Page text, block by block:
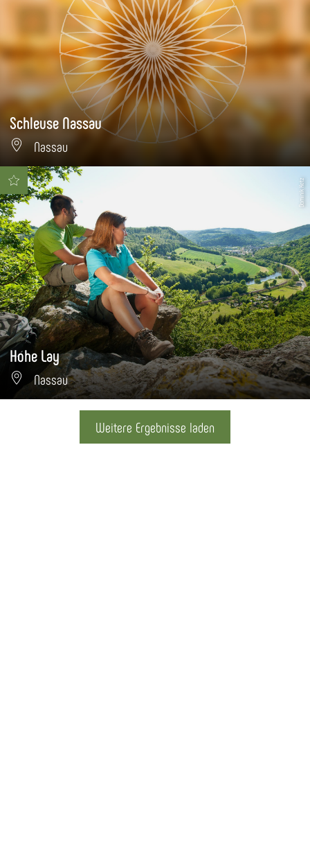
Schleuse Nassau
Nassau
Dominik Ketz
Hohe Lay
Nassau
Weitere Ergebnisse laden